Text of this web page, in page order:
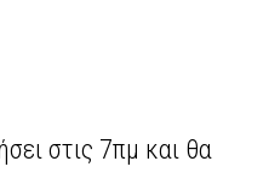
στις 7πμ και θα